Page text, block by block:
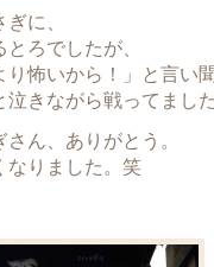
に、
ろでしたが、
り怖いから！」と言い
泣きながら戦ってまし
ん、ありがとう。
なりました。笑